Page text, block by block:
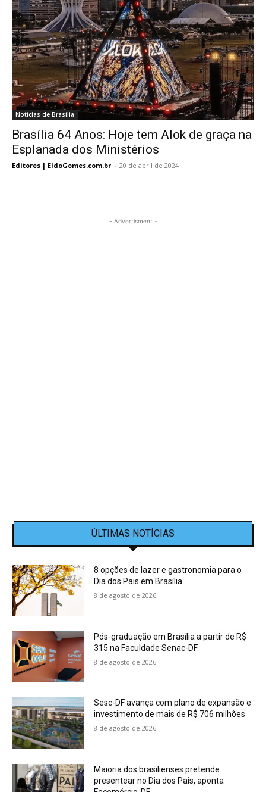
Notícias de Brasília
Brasília 64 Anos: Hoje tem Alok de graça na
Esplanada dos Ministérios
Editores | EldoGomes.com.br - 20 de abril de 2024
- Advertisment -
ÚLTIMAS NOTÍCIAS
8 opções de lazer e gastronomia para o
Dia dos Pais em Brasília
8 de agosto de 2026
Pós-graduação em Brasília a partir de R$
315 na Faculdade Senac-DF
8 de agosto de 2026
Sesc-DF avança com plano de expansão e
investimento de mais de R$ 706 milhões
8 de agosto de 2026
Maioria dos brasilienses pretende
presentear no Dia dos Pais, aponta